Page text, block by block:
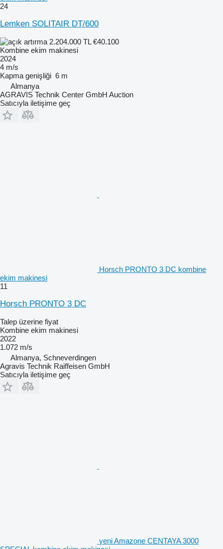
24
Lemken SOLITAIR DT/600
2.204.000 TL€40.100
Kombine ekim makinesi
2024
4 m/s
Kapma genişliği 6 m
Almanya
AGRAVIS Technik Center GmbH Auction
Satıcıyla iletişime geç
Horsch PRONTO 3 DC kombine
ekim makinesi
11
Horsch PRONTO 3 DC
Talep üzerine fiyat
Kombine ekim makinesi
2022
1.072 m/s
Almanya, Schneverdingen
Agravis Technik Raiffeisen GmbH
Satıcıyla iletişime geç
yeni Amazone CENTAYA 3000